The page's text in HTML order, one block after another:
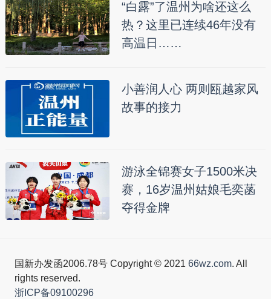
“白露”了温州为啥还这么
热？这里已连续46年没有
高温日……
小善润人心 两则瓯越家风
故事的接力
游泳全锦赛女子1500米决
赛，16岁温州姑娘毛奕菡
夺得金牌
国新办发函2006.78号 Copyright © 2021 66wz.com. All
rights reserved.
浙ICP备09100296